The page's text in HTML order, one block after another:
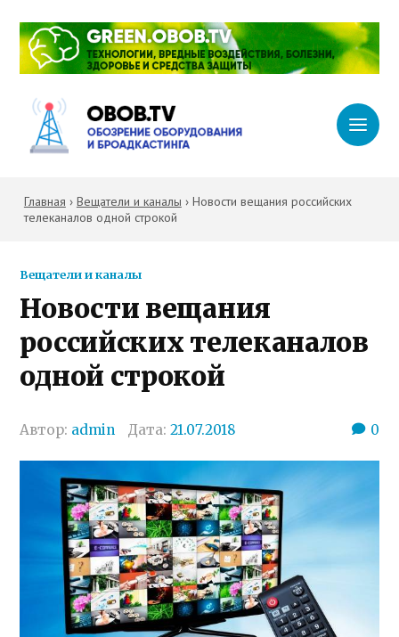
Главная › Вещатели и каналы › Новости вещания российских
телеканалов одной строкой
Вещатели и каналы
Новости вещания
российских телеканалов
одной строкой
Автор: admin Дата:21.07.2018 0